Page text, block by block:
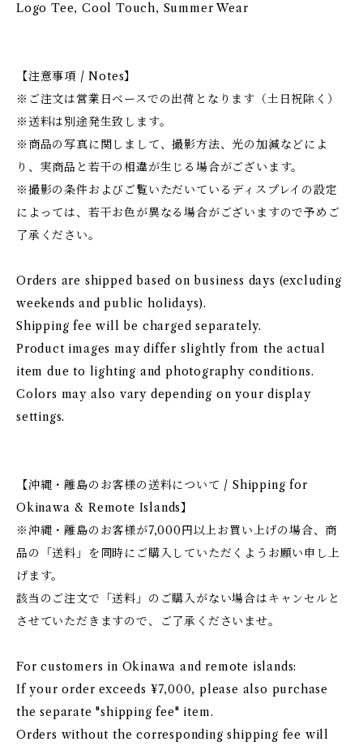
Logo Tee, Cool Touch, Summer Wear
【注意事項 / Notes】
※ご注文は営業日ベースでの出荷となります（土日祝除く）
※送料は別途発生致します。
※商品の写真に関しまして、撮影方法、光の加減などによ
り、実商品と若干の相違が生じる場合がございます。
※撮影の条件およびご覧いただいているディスプレイの設定
によっては、若干お色が異なる場合がございますので予めご
了承ください。
Orders are shipped based on business days (excluding
weekends and public holidays).
Shipping fee will be charged separately.
Product images may differ slightly from the actual
item due to lighting and photography conditions.
Colors may also vary depending on your display
settings.
【沖縄・離島のお客様の送料について / Shipping for
Okinawa & Remote Islands】
※沖縄・離島のお客様が7,000円以上お買い上げの場合、商
品の「送料」を同時にご購入していただくようお願い申し上
げます。
該当のご注文で「送料」のご購入がない場合はキャンセルと
させていただきますので、ご了承くださいませ。
For customers in Okinawa and remote islands:
If your order exceeds ¥7,000, please also purchase
the separate "shipping fee" item.
Orders without the corresponding shipping fee will